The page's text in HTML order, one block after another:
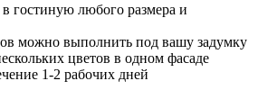
гостиную любого размера и
можно выполнить под вашу задумку
цветов в одном фасаде
1-2 рабочих дней